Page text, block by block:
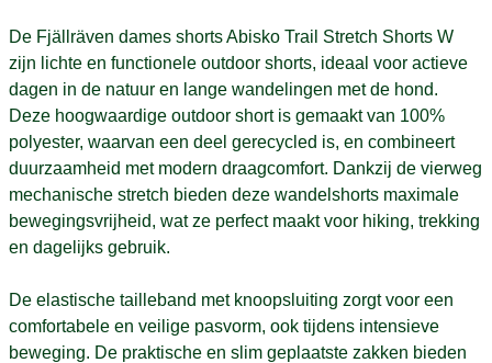
De Fjällräven dames shorts Abisko Trail Stretch Shorts W
zijn lichte en functionele outdoor shorts, ideaal voor actieve
dagen in de natuur en lange wandelingen met de hond.
Deze hoogwaardige outdoor short is gemaakt van 100%
polyester, waarvan een deel gerecycled is, en combineert
duurzaamheid met modern draagcomfort. Dankzij de vierweg
mechanische stretch bieden deze wandelshorts maximale
bewegingsvrijheid, wat ze perfect maakt voor hiking, trekking
en dagelijks gebruik.
De elastische tailleband met knoopsluiting zorgt voor een
comfortabele en veilige pasvorm, ook tijdens intensieve
beweging. De praktische en slim geplaatste zakken bieden